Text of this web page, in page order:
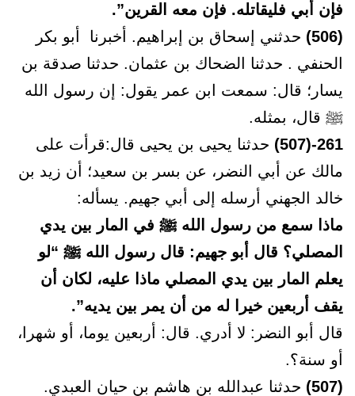
فإن أبي فليقاتله. فإن معه القرين”.
(506)
حدثني إسحاق بن إبراهيم. أخبرنا أبو بكر
الحنفي . حدثنا الضحاك بن عثمان. حدثنا صدقة بن
يسار؛ قال: سمعت ابن عمر يقول: إن رسول الله
ﷺ قال، بمثله.
261-(507)
حدثنا يحيى بن يحيى قال:قرأت على
مالك عن أبي النضر، عن بسر بن سعيد؛ أن زيد بن
خالد الجهني أرسله إلى أبي جهيم. يسأله:
ماذا سمع من رسول الله ﷺ في المار بين يدي
المصلي؟ قال أبو جهيم: قال رسول الله ﷺ “لو
يعلم المار بين يدي المصلي ماذا عليه، لكان أن
يقف أربعين خيرا له من أن يمر بين يديه”.
قال أبو النضر: لا أدري. قال: أربعين يوما، أو شهرا،
أو سنة؟.
(507)
حدثنا عبدالله بن هاشم بن حيان العبدي.